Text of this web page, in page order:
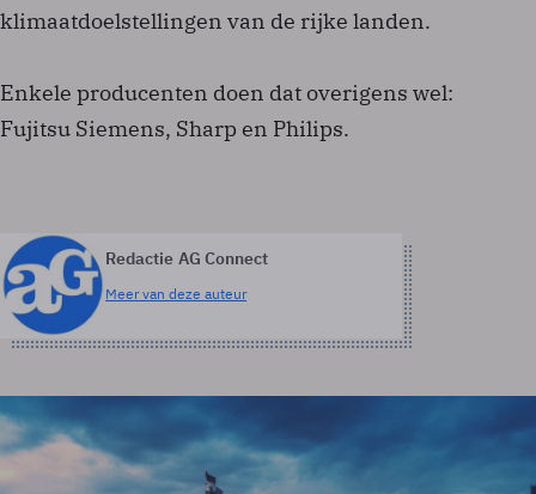
klimaatdoelstellingen van de rijke landen.
Enkele producenten doen dat overigens wel:
Fujitsu Siemens, Sharp en Philips.
Redactie AG Connect
Meer van deze auteur